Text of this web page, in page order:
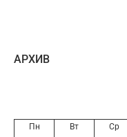
AРХИВ
Пн Вт Ср